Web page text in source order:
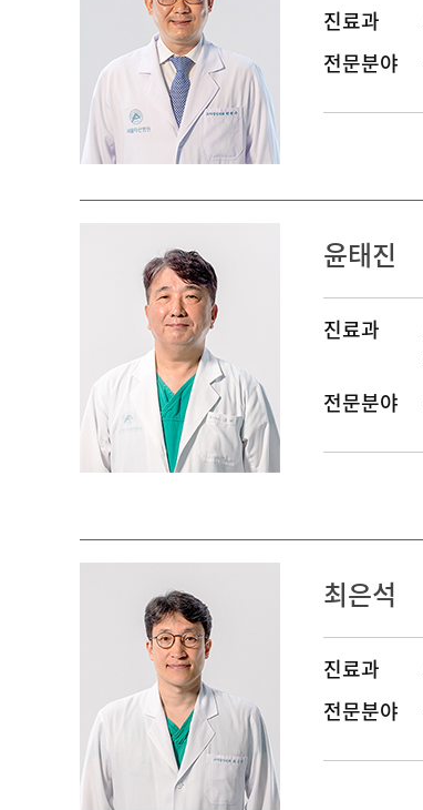
진료과
전문분야
윤태진
진료과
전문분야
최은석
진료과
전문분야